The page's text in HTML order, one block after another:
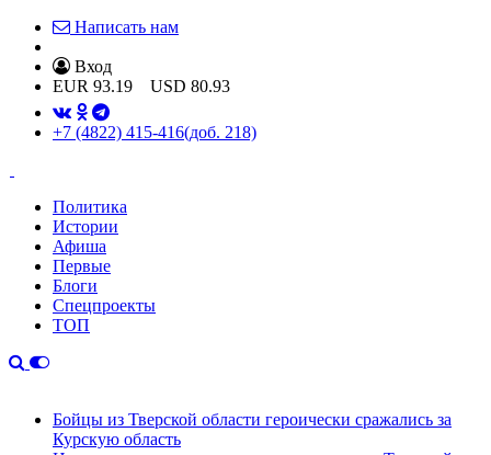
Написать нам
Вход
EUR 93.19 USD 80.93
+7 (4822) 415-416(доб. 218)
Политика
Истории
Афиша
Первые
Блоги
Спецпроекты
ТОП
Бойцы из Тверской области героически сражались за
Курскую область